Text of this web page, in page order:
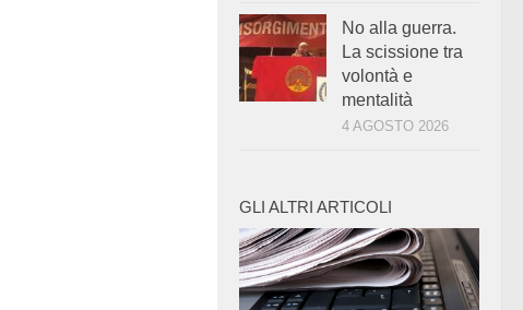
No alla guerra.
La scissione tra
volontà e
mentalità
4 AGOSTO 2026
GLI ALTRI ARTICOLI